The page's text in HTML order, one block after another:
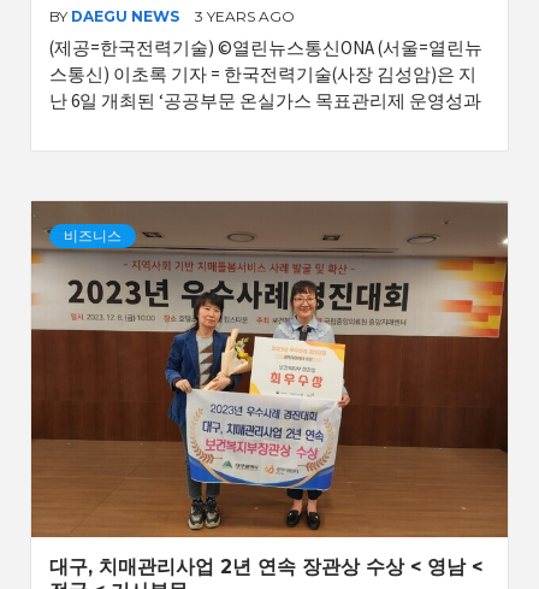
BY DAEGU NEWS 3 YEARS AGO
(제공=한국전력기술) ©열린뉴스통신ONA (서울=열린뉴
스통신) 이초록 기자 = 한국전력기술(사장 김성암)은 지
난 6일 개최된 ‘공공부문 온실가스 목표관리제 운영성과
비즈니스
대구, 치매관리사업 2년 연속 장관상 수상 < 영남 <